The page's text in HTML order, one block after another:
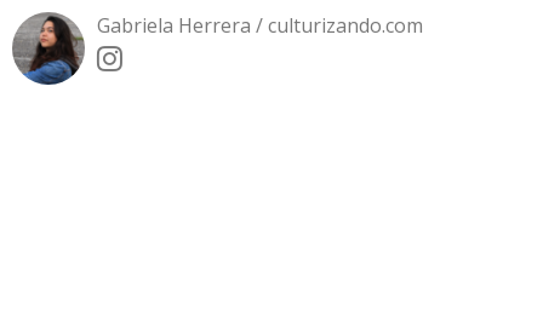
Gabriela Herrera / culturizando.com